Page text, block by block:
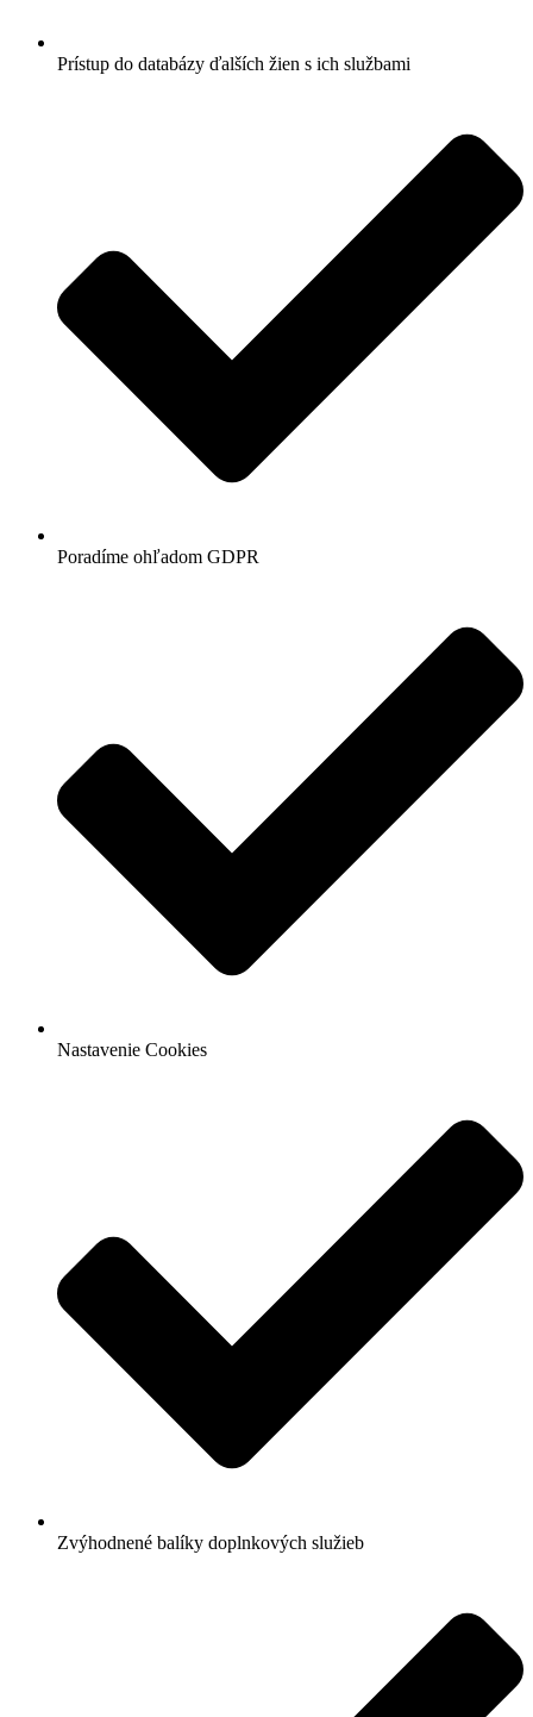
Prístup do databázy ďalších žien s ich službami
Poradíme ohľadom GDPR
Nastavenie Cookies
Zvýhodnené balíky doplnkových služieb